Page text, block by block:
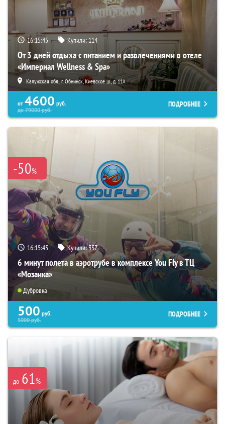
16:15:44 Купили:114
От 3 дней отдыха с питанием и развлечениями в отеле
«Империал Wellness & Spa»
Калужская обл., г. Обнинск, Киевское ш., д. 11А
от 4600 руб.
до79000руб.
ПОДРОБНЕЕ
-50%
16:15:44 Купили:357
6 минут полета в аэротрубе в комплексе You Fly в ТЦ
«Мозаика»
Дубровка
500 руб.
5000руб.
ПОДРОБНЕЕ
до 61%